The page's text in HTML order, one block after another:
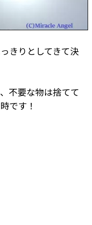
きりとしてきて決
不要な物は捨てて
です！